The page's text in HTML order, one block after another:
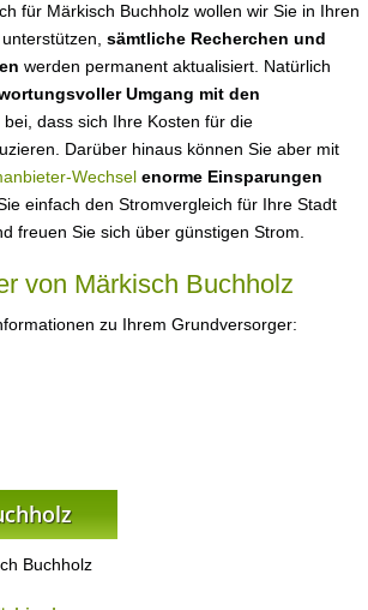
für Märkisch Buchholz wollen wir Sie in Ihren
sämtliche Recherchen und
werden permanent aktualisiert. Natürlich
Umgang mit den
bei, dass sich Ihre Kosten für die
Darüber hinaus können Sie aber mit
Wechsel enorme Einsparungen
einfach den Stromvergleich für Ihre Stadt
freuen Sie sich über günstigen Strom.
von Märkisch Buchholz
zu Ihrem Grundversorger: